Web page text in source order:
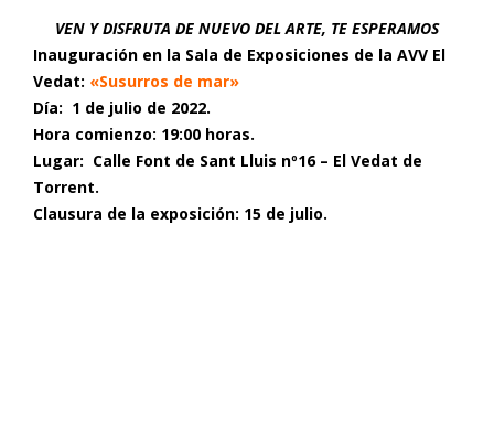
VEN Y DISFRUTA DE NUEVO DEL ARTE, TE ESPERAMOS
Inauguración en la Sala de Exposiciones de la AVV El
Vedat: «Susurros de mar»
Día: 1 de julio de 2022.
Hora comienzo: 19:00 horas.
Lugar: Calle Font de Sant Lluis nº16 – El Vedat de
Torrent.
Clausura de la exposición: 15 de julio.